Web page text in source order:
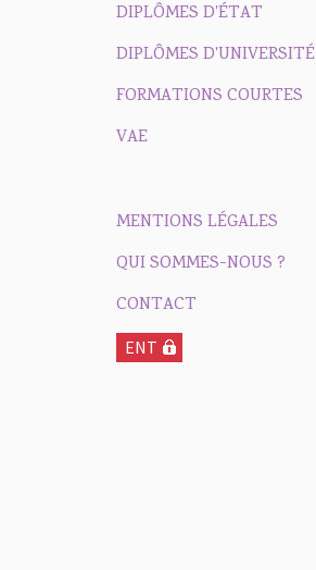
DIPLÔMES D'ÉTAT
DIPLÔMES D'UNIVERSITÉ
FORMATIONS COURTES
VAE
MENTIONS LÉGALES
QUI SOMMES-NOUS ?
CONTACT
ENT